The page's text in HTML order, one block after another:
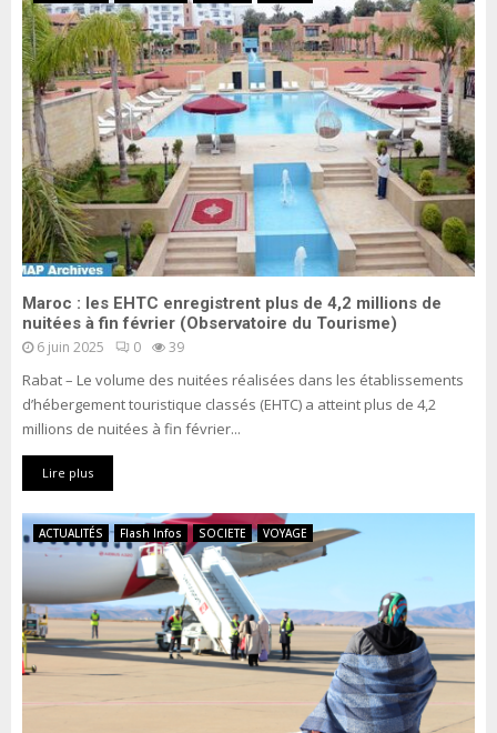
Maroc : les EHTC enregistrent plus de 4,2 millions de
nuitées à fin février (Observatoire du Tourisme)
6 juin 2025 0 39
Rabat – Le volume des nuitées réalisées dans les établissements
d’hébergement touristique classés (EHTC) a atteint plus de 4,2
millions de nuitées à fin février...
Lire plus
ACTUALITÉS Flash Infos SOCIETE VOYAGE